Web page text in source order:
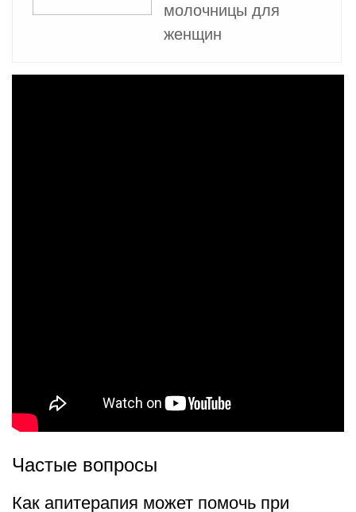
молочницы для
женщин
Частые вопросы
Как апитерапия может помочь при